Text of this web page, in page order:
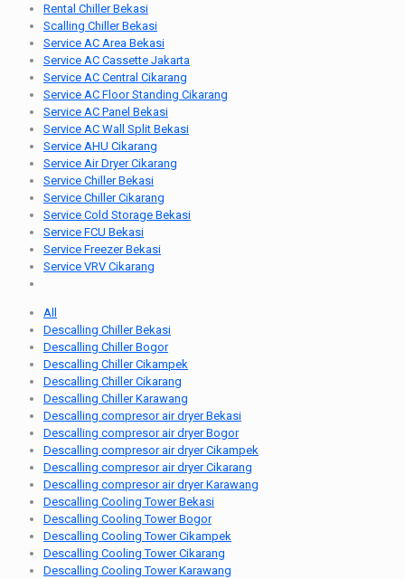
Rental Chiller Bekasi
Scalling Chiller Bekasi
Service AC Area Bekasi
Service AC Cassette Jakarta
Service AC Central Cikarang
Service AC Floor Standing Cikarang
Service AC Panel Bekasi
Service AC Wall Split Bekasi
Service AHU Cikarang
Service Air Dryer Cikarang
Service Chiller Bekasi
Service Chiller Cikarang
Service Cold Storage Bekasi
Service FCU Bekasi
Service Freezer Bekasi
Service VRV Cikarang
All
Descalling Chiller Bekasi
Descalling Chiller Bogor
Descalling Chiller Cikampek
Descalling Chiller Cikarang
Descalling Chiller Karawang
Descalling compresor air dryer Bekasi
Descalling compresor air dryer Bogor
Descalling compresor air dryer Cikampek
Descalling compresor air dryer Cikarang
Descalling compresor air dryer Karawang
Descalling Cooling Tower Bekasi
Descalling Cooling Tower Bogor
Descalling Cooling Tower Cikampek
Descalling Cooling Tower Cikarang
Descalling Cooling Tower Karawang